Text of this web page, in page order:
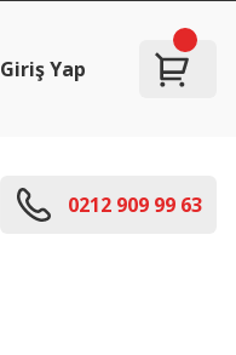
Giriş Yap
0212 909 99 63